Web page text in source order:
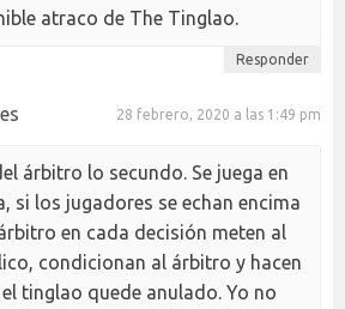
atraco de The Tinglao.
Responder
28 febrero, 2020 a las 1:49 pm
árbitro lo secundo. Se juega en
si los jugadores se echan encima
en cada decisión meten al
condicionan al árbitro y hacen
tinglao quede anulado. Yo no